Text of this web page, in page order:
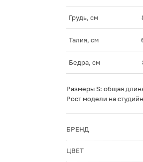
Грудь, см
Талия, см
Бедра, см
Размеры S: общая
Рост модели на
БРЕНД
ЦВЕТ